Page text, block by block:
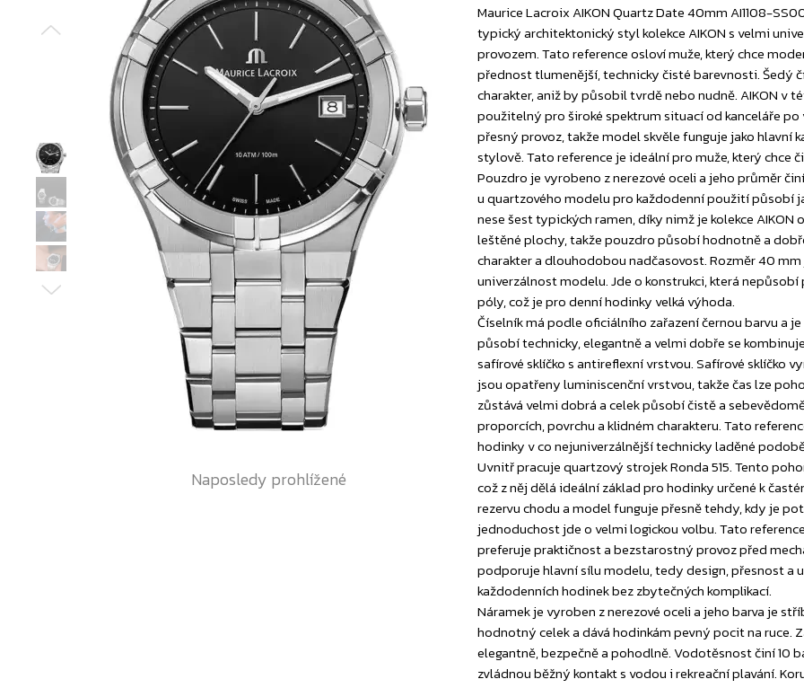
Naposledy prohlížené
Maurice Lacroix AIKON Quartz Date 40mm AI1108-
typický architektonický styl kolekce AIKON s velmi
provozem. Tato reference osloví muže, který chce
přednost tlumenější, technicky čisté barevnosti. Šedý
charakter, aniž by působil tvrdě nebo nudně. AIKON v
použitelný pro široké spektrum situací od kanceláře
přesný provoz, takže model skvěle funguje jako hlavní
stylově. Tato reference je ideální pro muže, který chce
Pouzdro je vyrobeno z nerezové oceli a jeho průměr
u quartzového modelu pro každodenní použití působí
nese šest typických ramen, díky nimž je kolekce
leštěné plochy, takže pouzdro působí hodnotně a
charakter a dlouhodobou nadčasovost. Rozměr 40
univerzálnost modelu. Jde o konstrukci, která
póly, což je pro denní hodinky velká výhoda.
Číselník má podle oficiálního zařazení černou barvu a
působí technicky, elegantně a velmi dobře se
safírové sklíčko s antireflexní vrstvou. Safírové sklíčko
jsou opatřeny luminiscenční vrstvou, takže čas lze
zůstává velmi dobrá a celek působí čistě a
proporcích, povrchu a klidném charakteru. Tato
hodinky v co nejuniverzálnější technicky laděné
Uvnitř pracuje quartzový strojek Ronda 515. Tento
což z něj dělá ideální základ pro hodinky určené k
rezervu chodu a model funguje přesně tehdy, kdy je
jednoduchost jde o velmi logickou volbu. Tato
preferuje praktičnost a bezstarostný provoz před
podporuje hlavní sílu modelu, tedy design, přesnost
každodenních hodinek bez zbytečných komplikací.
Náramek je vyroben z nerezové oceli a jeho barva je
hodnotný celek a dává hodinkám pevný pocit na
elegantně, bezpečně a pohodlně. Vodotěsnost činí 10
zvládnou běžný kontakt s vodou i rekreační plavání.